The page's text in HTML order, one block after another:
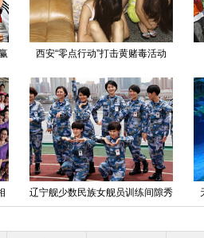
西安“零点行动”打击黄赌毒活动
辽宁舰少数民族女舰员训练间隙秀
休闲生活